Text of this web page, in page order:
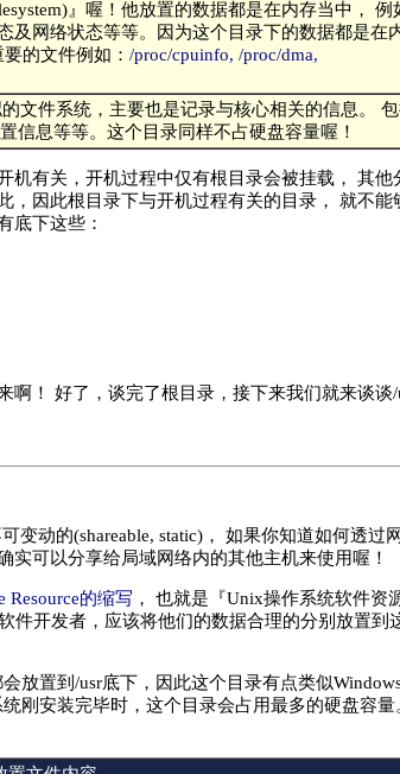
』喔！他放置的数据都是在内存当中， 例
及网络状态等等。因为这个目录下的数据都是在
的文件例如： /proc/cpuinfo, /proc/dma,
文件系统，主要也是记录与核心相关的信息。
信息等等。这个目录同样不占硬盘容量喔！
有关，开机过程中仅有根目录会被挂载， 其他
因此根目录下与开机过程有关的目录， 就不能
底下这些：
！ 好了，谈完了根目录，接下来我们就来谈谈/
变动的(shareable, static)， 如果你知道如何透过
实可以分享给局域网络内的其他主机来使用喔！
Resource的缩写 ， 也就是『Unix操作系统软件资
件开发者，应该将他们的数据合理的分别放置到
放置到/usr底下，因此这个目录有点类似
统刚安装完毕时，这个目录会占用最多的硬盘容